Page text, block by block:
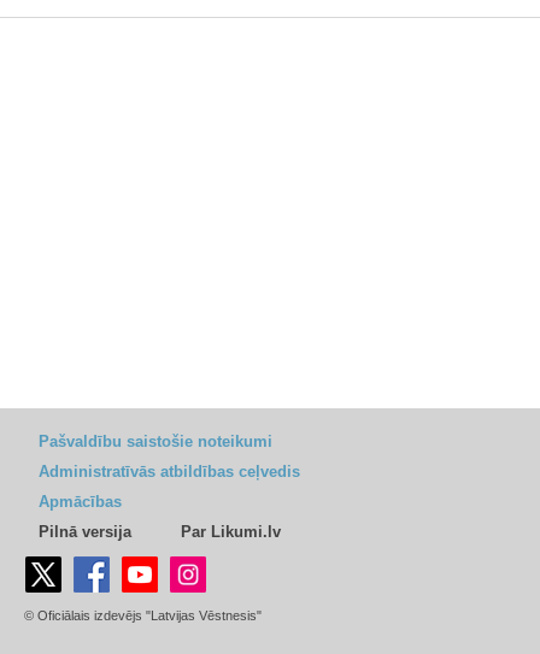
Pašvaldību saistošie noteikumi
Administratīvās atbildības ceļvedis
Apmācības
Pilnā versija
Par Likumi.lv
© Oficiālais izdevējs "Latvijas Vēstnesis"